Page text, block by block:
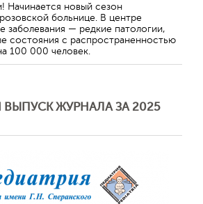
Начинается новый сезон
больнице. В центре
заболевания — редкие патологии,
состояния с распространенностью
100 000 человек.
ЖУРНАЛА ЗА 2025